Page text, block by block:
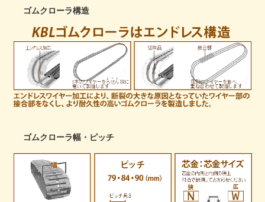
ゴムクローラ構造
ゴムクローラ幅・ピッチ